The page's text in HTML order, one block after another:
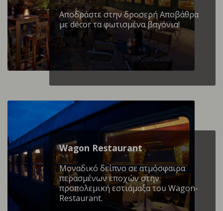
Αποδράστε στην δροσερή Αποβάθρα
με décor τα φωτισμένα βαγόνια!
Wagon Restaurant
Mοναδικό δείπνο σε ατμόσφαιρα
περασμένων εποχών στην
προπολεμική εστιάμαξα του Wagon-
Restaurant.